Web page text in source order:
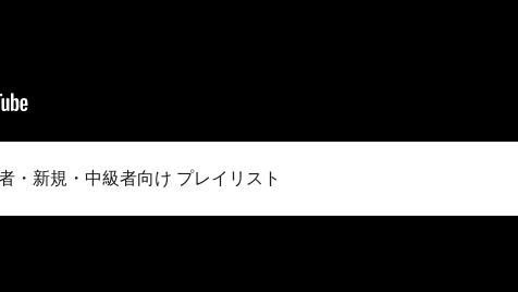
・新規・中級者向け プレイリスト